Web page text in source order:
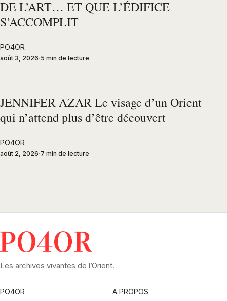
DE L’ART… ET QUE L’ÉDIFICE
S’ACCOMPLIT
PO4OR
août 3, 2026 5 min de lecture
JENNIFER AZAR Le visage d’un Orient
qui n’attend plus d’être découvert
PO4OR
août 2, 2026 7 min de lecture
Les archives vivantes de l’Orient.
PO4OR A PROPOS